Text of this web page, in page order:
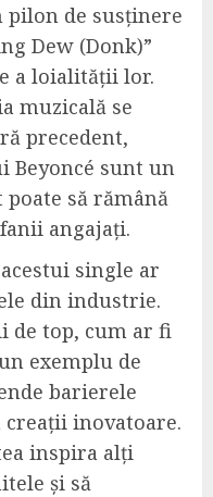
pilon de susținere
Dew (Donk)”
a loialității lor.
muzicală se
precedent,
Beyoncé sunt un
să rămână
angajați.
single ar
din industrie.
de top, cum ar fi
exemplu de
barierele
inovatoare.
inspira alți
și să